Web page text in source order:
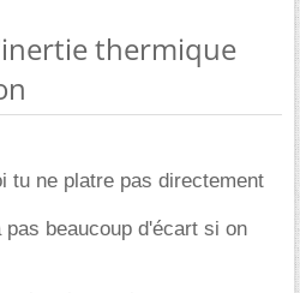
thermique
tu ne platre pas directement
beaucoup d'écart si on